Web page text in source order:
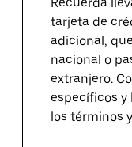
tarjeta de
adicional,
nacional o
extranjero.
específicos y
los términos